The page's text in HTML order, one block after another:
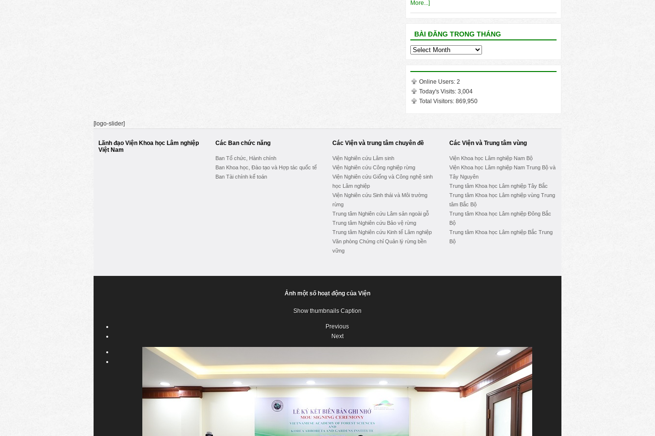
More...]
BÀI ĐĂNG TRONG THÁNG
Bài
thángOnline Users: 2
Today's Visits: 3,004
Total Visitors: 869,950
[logo-slider]
Lãnh đạo Viện Khoa học Lâm nghiệp
Việt Nam
Các Ban chức năng
Ban Tổ chức, Hành chính
Ban Khoa học, Đào tạo và Hợp tác quốc tế
Ban Tài chính kế toán
Các Viện và trung tâm chuyên đề
Viện Nghiên cứu Lâm sinh
Viện Nghiên cứu Công nghiệp rừng
Viện Nghiên cứu Giống và Công nghệ sinh
học Lâm nghiệp
Viện Nghiên cứu Sinh thái và Môi trường
rừng
Trung tâm Nghiên cứu Lâm sản ngoài gỗ
Trung tâm Nghiên cứu Bảo vệ rừng
Trung tâm Nghiên cứu Kinh tế Lâm nghiệp
Văn phòng Chứng chỉ Quản lý rừng bền
vững
Các Viện và Trung tâm vùng
Viện Khoa học Lâm nghiệp Nam Bộ
Viện Khoa học Lâm nghiệp Nam Trung Bộ và
Tây Nguyên
Trung tâm Khoa học Lâm nghiệp Tây Bắc
Trung tâm Khoa học Lâm nghiệp vùng Trung
tâm Bắc Bộ
Trung tâm Khoa học Lâm nghiệp Đông Bắc
Bộ
Trung tâm Khoa học Lâm nghiệp Bắc Trung
Bộ
Ảnh một số hoạt động của Viện
Show thumbnails Caption
Previous
Next